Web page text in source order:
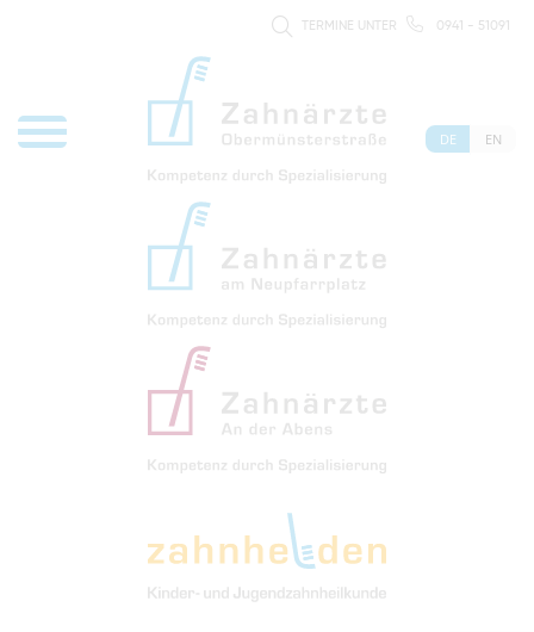
TERMINE UNTER 0941 - 51091
DE EN